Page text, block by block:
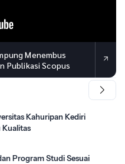
Menembus
Publikasi Scopus
Kahuripan Kediri
Kualitas
Program Studi Sesuai